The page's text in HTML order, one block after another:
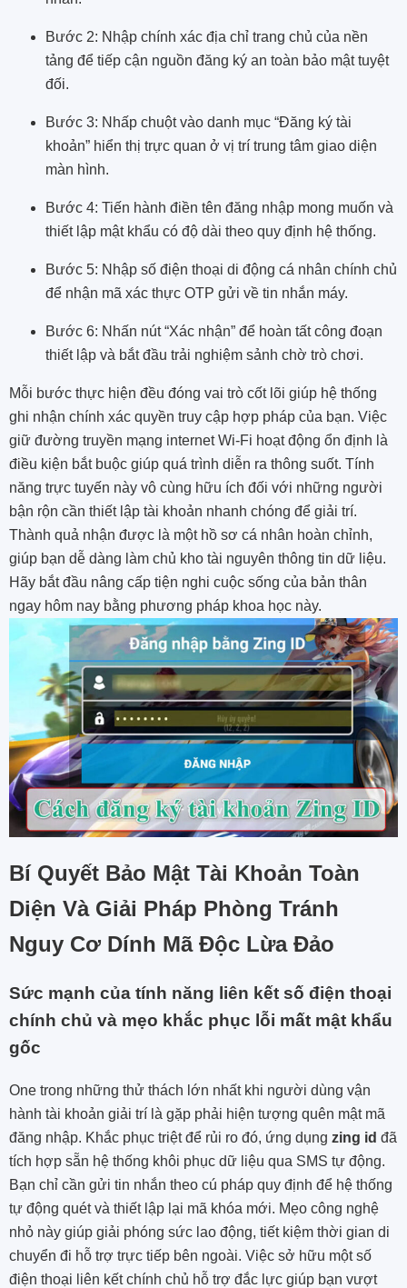
Bước 2: Nhập chính xác địa chỉ trang chủ của nền
tảng để tiếp cận nguồn đăng ký an toàn bảo mật tuyệt
đối.
Bước 3: Nhấp chuột vào danh mục “Đăng ký tài
khoản” hiển thị trực quan ở vị trí trung tâm giao diện
màn hình.
Bước 4: Tiến hành điền tên đăng nhập mong muốn và
thiết lập mật khẩu có độ dài theo quy định hệ thống.
Bước 5: Nhập số điện thoại di động cá nhân chính chủ
để nhận mã xác thực OTP gửi về tin nhắn máy.
Bước 6: Nhấn nút “Xác nhận” để hoàn tất công đoạn
thiết lập và bắt đầu trải nghiệm sảnh chờ trò chơi.
Mỗi bước thực hiện đều đóng vai trò cốt lõi giúp hệ thống
ghi nhận chính xác quyền truy cập hợp pháp của bạn. Việc
giữ đường truyền mạng internet Wi-Fi hoạt động ổn định là
điều kiện bắt buộc giúp quá trình diễn ra thông suốt. Tính
năng trực tuyến này vô cùng hữu ích đối với những người
bận rộn cần thiết lập tài khoản nhanh chóng để giải trí.
Thành quả nhận được là một hồ sơ cá nhân hoàn chỉnh,
giúp bạn dễ dàng làm chủ kho tài nguyên thông tin dữ liệu.
Hãy bắt đầu nâng cấp tiện nghi cuộc sống của bản thân
ngay hôm nay bằng phương pháp khoa học này.
Bí Quyết Bảo Mật Tài Khoản Toàn
Diện Và Giải Pháp Phòng Tránh
Nguy Cơ Dính Mã Độc Lừa Đảo
Sức mạnh của tính năng liên kết số điện thoại
chính chủ và mẹo khắc phục lỗi mất mật khẩu
gốc
One trong những thử thách lớn nhất khi người dùng vận
hành tài khoản giải trí là gặp phải hiện tượng quên mật mã
đăng nhập. Khắc phục triệt để rủi ro đó, ứng dụng zing id đã
tích hợp sẵn hệ thống khôi phục dữ liệu qua SMS tự động.
Bạn chỉ cần gửi tin nhắn theo cú pháp quy định để hệ thống
tự động quét và thiết lập lại mã khóa mới. Mẹo công nghệ
nhỏ này giúp giải phóng sức lao động, tiết kiệm thời gian di
chuyển đi hỗ trợ trực tiếp bên ngoài. Việc sở hữu một số
điện thoại liên kết chính chủ hỗ trợ đắc lực giúp bạn vượt